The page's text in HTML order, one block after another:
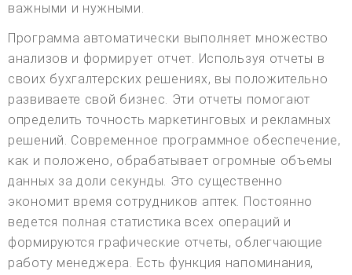
важными и нужными.
Программа автоматически выполняет множество
анализов и формирует отчет. Используя отчеты в
своих бухгалтерских решениях, вы положительно
развиваете свой бизнес. Эти отчеты помогают
определить точность маркетинговых и рекламных
решений. Современное программное обеспечение,
как и положено, обрабатывает огромные объемы
данных за доли секунды. Это существенно
экономит время сотрудников аптек. Постоянно
ведется полная статистика всех операций и
формируются графические отчеты, облегчающие
работу менеджера. Есть функция напоминания,